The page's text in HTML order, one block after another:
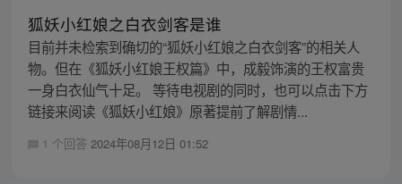
狐妖小红娘之白衣剑客是谁
目前并未检索到确切的“狐妖小红娘之白衣剑客”的相关人
物。但在《狐妖小红娘王权篇》中，成毅饰演的王权富贵
一身白衣仙气十足。 等待电视剧的同时，也可以点击下方
链接来阅读《狐妖小红娘》原著提前了解剧情...
1 个回答 2024年08月12日 01:52